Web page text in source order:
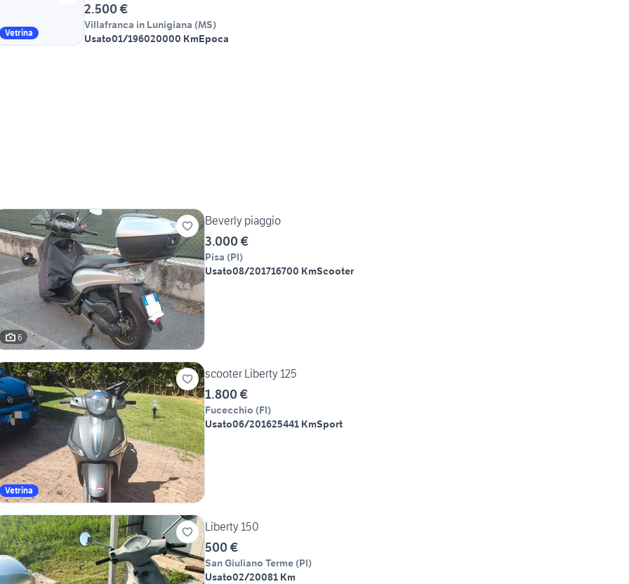
Vetrina
2.500 €
Villafranca in Lunigiana (MS)
Usato01/196020000 KmEpoca
6
Beverly piaggio
3.000 €
Pisa (PI)
Usato08/201716700 KmScooter
Vetrina
scooter Liberty 125
1.800 €
Fucecchio (FI)
Usato06/201625441 KmSport
Liberty 150
500 €
San Giuliano Terme (PI)
Usato02/20081 Km